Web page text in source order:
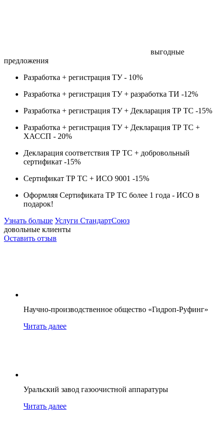
выгодные
предложения
Разработка + регистрация ТУ - 10%
Разработка + регистрация ТУ + разработка ТИ -12%
Разработка + регистрация ТУ + Декларация ТР ТС -15%
Разработка + регистрация ТУ + Декларация ТР ТС +
ХАССП - 20%
Декларация соответствия ТР ТС + добровольный
сертификат -15%
Сертификат ТР ТС + ИСО 9001 -15%
Оформляя Сертификата ТР ТС более 1 года - ИСО в
подарок!
Узнать больше Услуги СтандартСоюз
довольные клиенты
Оставить отзыв
Научно-производственное общество «Гидроп-Руфинг»
Читать далее
Уральский завод газоочистной аппаратуры
Читать далее